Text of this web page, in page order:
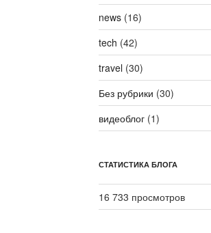
news(16)
tech (42)
travel(30)
Без рубрики (30)
видеоблог(1)
СТАТИСТИКА БЛОГА
16 733 просмотров